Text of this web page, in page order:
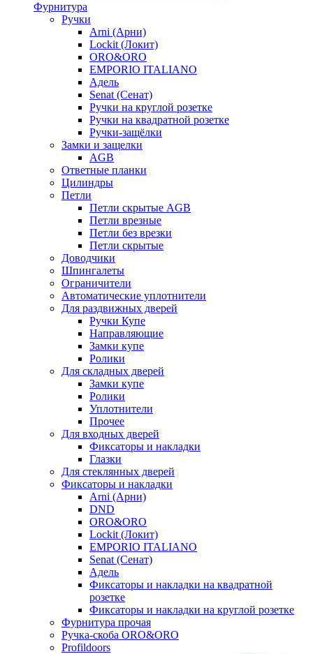
Фурнитура
Ручки
Arni (Арни)
Lockit (Локит)
ORO&ORO
EMPORIO ITALIANO
Адель
Senat (Сенат)
Ручки на круглой розетке
Ручки на квадратной розетке
Ручки-защёлки
Замки и защелки
AGB
Ответные планки
Цилиндры
Петли
Петли скрытые AGB
Петли врезные
Петли без врезки
Петли скрытые
Доводчики
Шпингалеты
Ограничители
Автоматические уплотнители
Для раздвижных дверей
Ручки Купе
Направляющие
Замки купе
Ролики
Для складных дверей
Замки купе
Ролики
Уплотнители
Прочее
Для входных дверей
Фиксаторы и накладки
Глазки
Для стеклянных дверей
Фиксаторы и накладки
Arni (Арни)
DND
ORO&ORO
Lockit (Локит)
EMPORIO ITALIANO
Senat (Сенат)
Адель
Фиксаторы и накладки на квадратной
розетке
Фиксаторы и накладки на круглой розетке
Фурнитура прочая
Ручка-скоба ORO&ORO
Profildoors